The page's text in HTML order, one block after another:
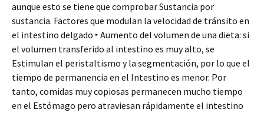
aunque esto se tiene que comprobar Sustancia por
sustancia. Factores que modulan la velocidad de tránsito en
el intestino delgado ‣ Aumento del volumen de una dieta: si
el volumen transferido al intestino es muy alto, se
Estimulan el peristaltismo y la segmentación, por lo que el
tiempo de permanencia en el Intestino es menor. Por
tanto, comidas muy copiosas permanecen mucho tiempo
en el Estómago pero atraviesan rápidamente el intestino